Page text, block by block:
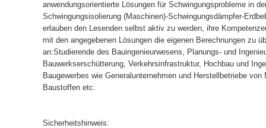
anwendungsorientierte Lösungen für Schwingungsprobleme in
Schwingungsisolierung (Maschinen)-Schwingungsdämpfer-
erlauben den Lesenden selbst aktiv zu werden, ihre
mit den angegebenen Lösungen die eigenen Berechnungen zu
an:Studierende des Bauingenieurwesens, Planungs- und
Bauwerkserschütterung, Verkehrsinfrastruktur, Hochbau und
Baugewerbes wie Generalunternehmen und Herstellbetriebe
Baustoffen etc.
Sicherheitshinweis: